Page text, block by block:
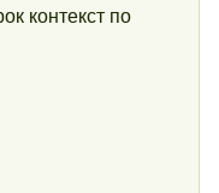
контекст по